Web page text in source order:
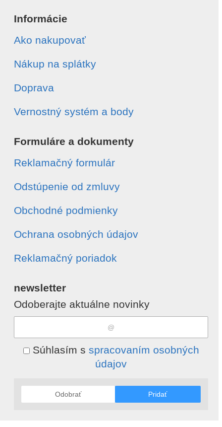
Informácie
Ako nakupovať
Nákup na splátky
Doprava
Vernostný systém a body
Formuláre a dokumenty
Reklamačný formulár
Odstúpenie od zmluvy
Obchodné podmienky
Ochrana osobných údajov
Reklamačný poriadok
newsletter
Odoberajte aktuálne novinky
Súhlasím s spracovaním osobných
údajov
Odobrať Pridať